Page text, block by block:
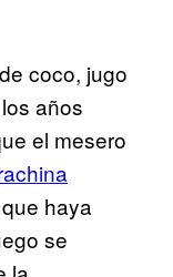
coco, jugo
años
el mesero
haya
se